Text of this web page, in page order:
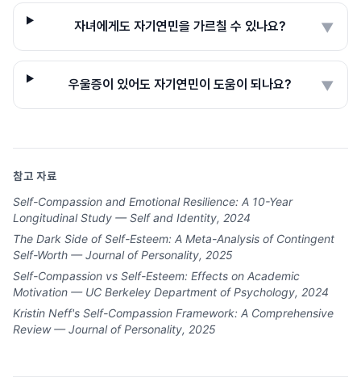
자녀에게도 자기연민을 가르칠 수 있나요? ▼
우울증이 있어도 자기연민이 도움이 되나요? ▼
참고 자료
Self-Compassion and Emotional Resilience: A 10-Year
Longitudinal Study — Self and Identity, 2024
The Dark Side of Self-Esteem: A Meta-Analysis of Contingent
Self-Worth — Journal of Personality, 2025
Self-Compassion vs Self-Esteem: Effects on Academic
Motivation — UC Berkeley Department of Psychology, 2024
Kristin Neff's Self-Compassion Framework: A Comprehensive
Review — Journal of Personality, 2025